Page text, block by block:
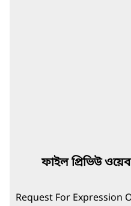
ফাইল প্রিভিউ
Request For Expression